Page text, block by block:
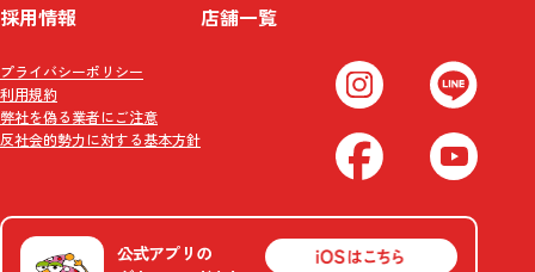
採用情報 店舗一覧
プライバシーポリシー
利用規約
弊社を偽る業者にご注意
反社会的勢力に対する基本方針
公式アプリの